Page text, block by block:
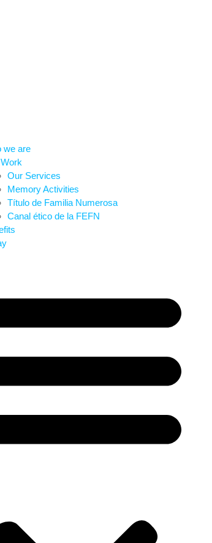
we are
Our Services
Memory Activities
Título de Familia Numerosa
Canal ético de la FEFN